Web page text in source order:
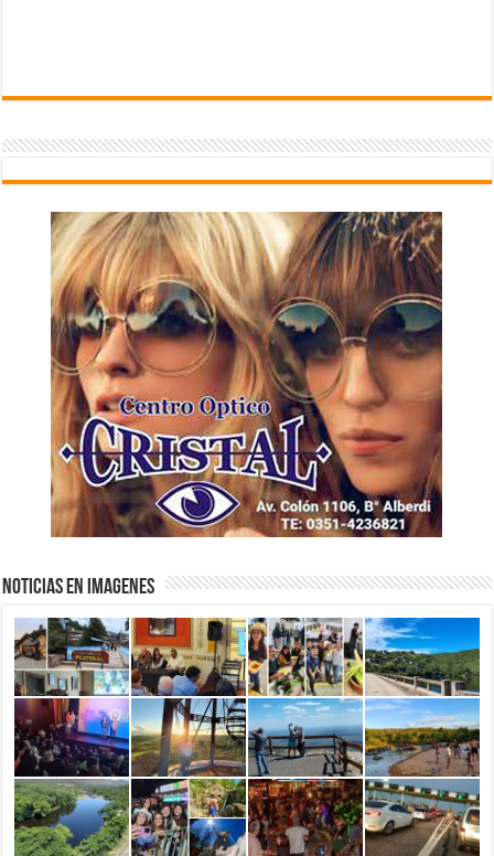
NOTICIAS EN IMAGENES